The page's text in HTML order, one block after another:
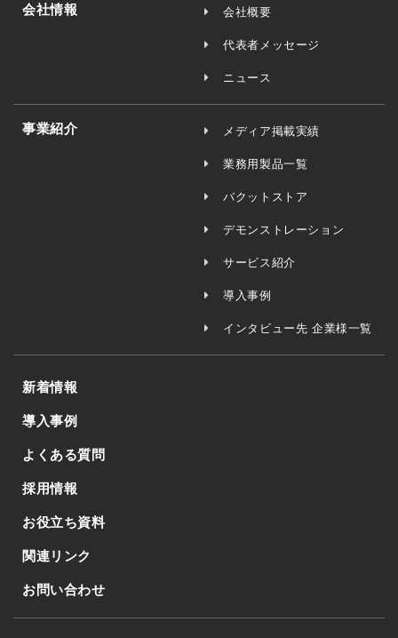
会社情報 会社概要
代表者メッセージ
ニュース
事業紹介 メディア掲載実績
業務用製品一覧
バクットストア
デモンストレーション
サービス紹介
導入事例
インタビュー先 企業様一覧
新着情報
導入事例
よくある質問
採用情報
お役立ち資料
関連リンク
お問い合わせ